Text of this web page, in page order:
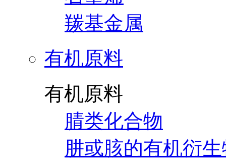
羰基金属
有机原料
有机原料
腈类化合物
肼或胲的有机衍